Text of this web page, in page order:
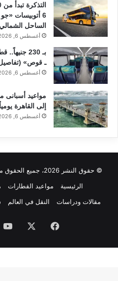
6 أتوبيسات
الساحل الشمالي
أغسطس 6, 2026
ـ قوص»
أغسطس 6, 2026
إلى القاهرة يومياً
أغسطس 6, 2026
© حقوق النشر 2026، جميع الحقوق محفوظة |
الرئيسية
مواعيد القطارات
مقالات ودراسات
النقل في العالم
فيسبوك